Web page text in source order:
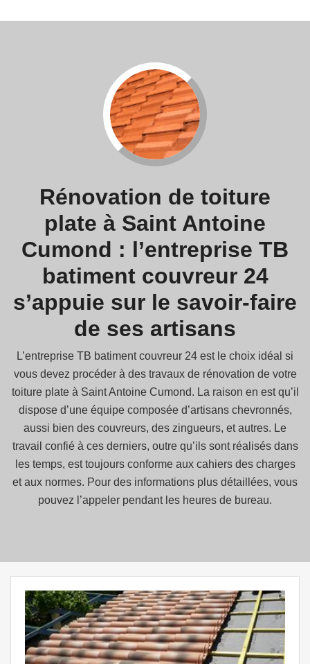
Rénovation de toiture
plate à Saint Antoine
Cumond : l’entreprise TB
batiment couvreur 24
s’appuie sur le savoir-faire
de ses artisans
L’entreprise TB batiment couvreur 24 est le choix idéal si
vous devez procéder à des travaux de rénovation de votre
toiture plate à Saint Antoine Cumond. La raison en est qu’il
dispose d’une équipe composée d’artisans chevronnés,
aussi bien des couvreurs, des zingueurs, et autres. Le
travail confié à ces derniers, outre qu’ils sont réalisés dans
les temps, est toujours conforme aux cahiers des charges
et aux normes. Pour des informations plus détaillées, vous
pouvez l’appeler pendant les heures de bureau.